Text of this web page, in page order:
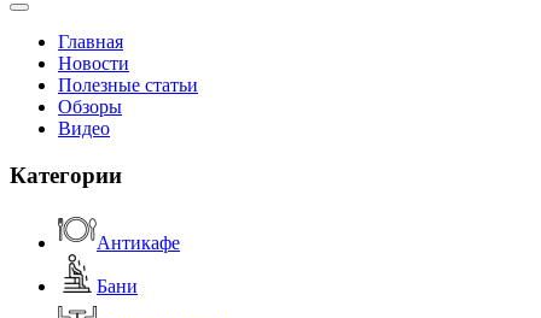
Главная
Новости
Полезные статьи
Обзоры
Видео
Категории
Антикафе
Бани